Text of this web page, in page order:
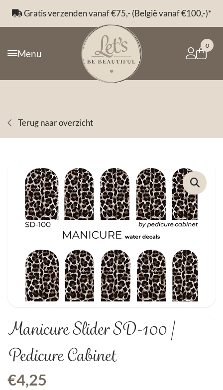
Gratis verzenden vanaf €75,- (België vanaf €100,-)*
Menu
0
Terug naar overzicht
Manicure Slider SD-100 |
Pedicure Cabinet
€4,25